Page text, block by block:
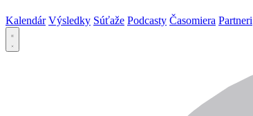
Kalendár Výsledky Súťaže Podcasty Časomiera Partneri